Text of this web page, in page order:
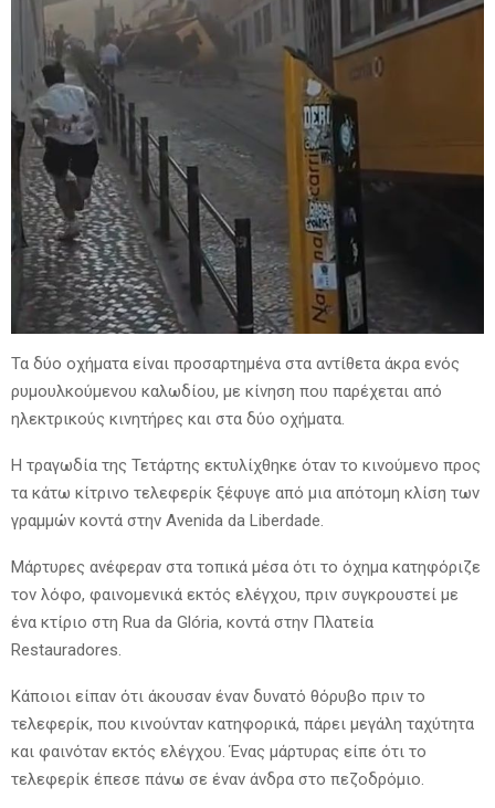
Τα δύο οχήματα είναι προσαρτημένα στα αντίθετα άκρα ενός
ρυμουλκούμενου καλωδίου, με κίνηση που παρέχεται από
ηλεκτρικούς κινητήρες και στα δύο οχήματα.
Η τραγωδία της Τετάρτης εκτυλίχθηκε όταν το κινούμενο προς
τα κάτω κίτρινο τελεφερίκ ξέφυγε από μια απότομη κλίση των
γραμμών κοντά στην Avenida da Liberdade.
Μάρτυρες ανέφεραν στα τοπικά μέσα ότι το όχημα κατηφόριζε
τον λόφο, φαινομενικά εκτός ελέγχου, πριν συγκρουστεί με
ένα κτίριο στη Rua da Glória, κοντά στην Πλατεία
Restauradores.
Κάποιοι είπαν ότι άκουσαν έναν δυνατό θόρυβο πριν το
τελεφερίκ, που κινούνταν κατηφορικά, πάρει μεγάλη ταχύτητα
και φαινόταν εκτός ελέγχου. Ένας μάρτυρας είπε ότι το
τελεφερίκ έπεσε πάνω σε έναν άνδρα στο πεζοδρόμιο.